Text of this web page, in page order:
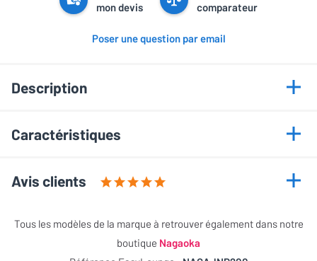
mon devis
comparateur
Poser une question par email
Description
Points forts
Harmoniques nettes
Caractéristiques
Informations générales
JN-P-200
Avis clients
Cet article a recueilli 1 évaluations
Tous les modèles de la marque à retrouver également dans notre
boutique Nagaoka